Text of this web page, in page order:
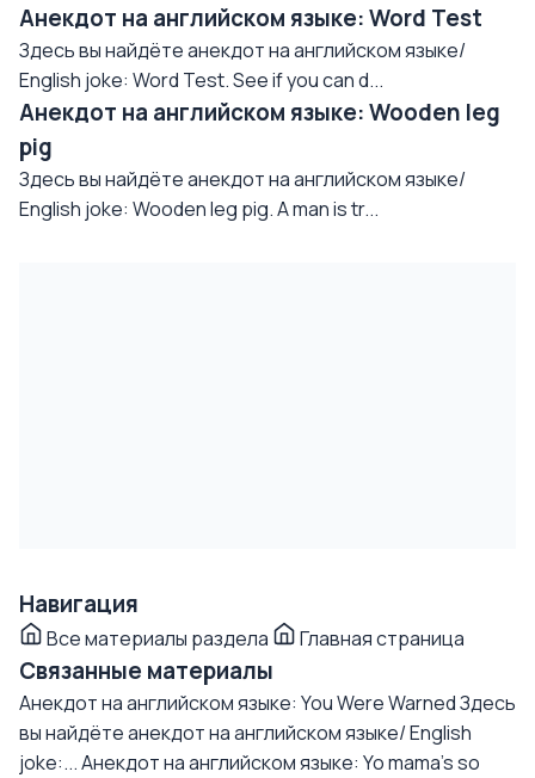
Анекдот на английском языке: Word Test
Здесь вы найдёте анекдот на английском языке/
English joke: Word Test. See if you can d...
Анекдот на английском языке: Wooden leg
pig
Здесь вы найдёте анекдот на английском языке/
English joke: Wooden leg pig. A man is tr...
Навигация
Все материалы раздела Главная страница
Связанные материалы
Анекдот на английском языке: You Were WarnedЗдесь
вы найдёте анекдот на английском языке/ English
joke:...Анекдот на английском языке: Yo mama's so